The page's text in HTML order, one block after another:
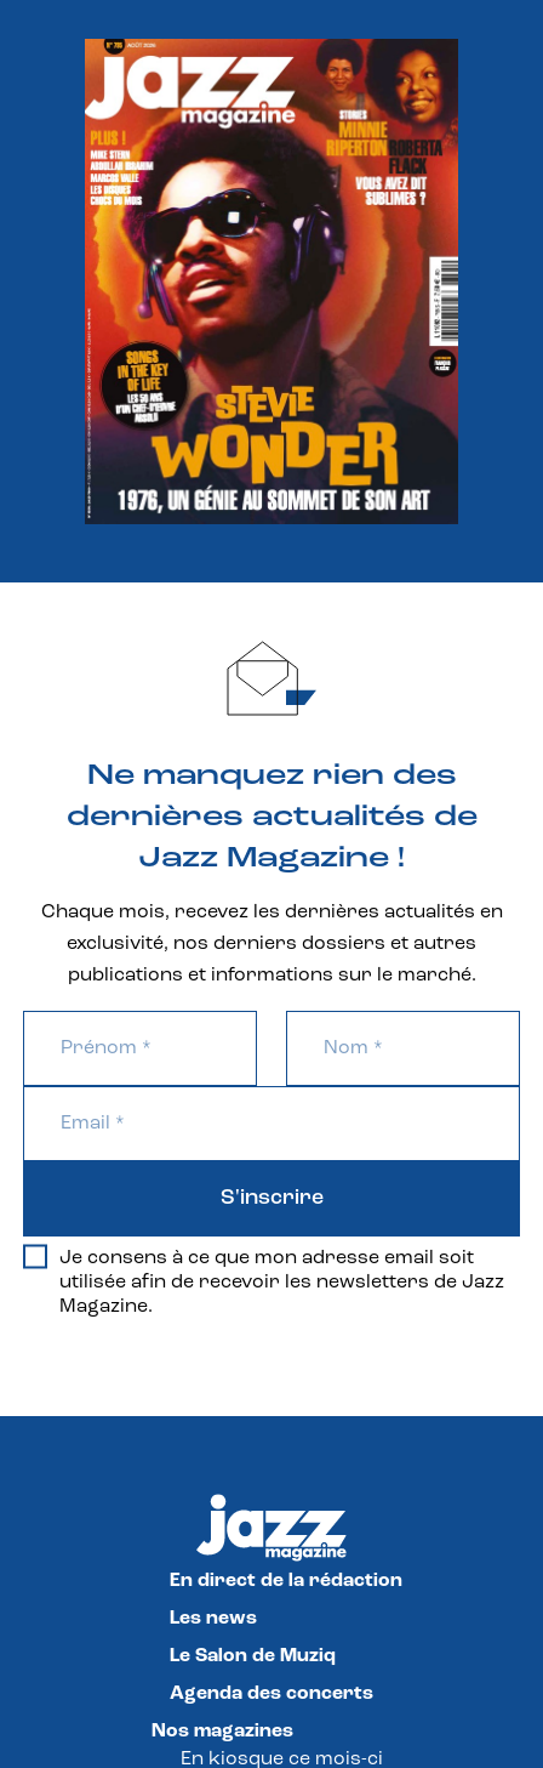
Ne manquez rien des
dernières actualités de
Jazz Magazine !
Chaque mois, recevez les dernières actualités en
exclusivité, nos derniers dossiers et autres
publications et informations sur le marché.
Je consens à ce que mon adresse email soit
utilisée afin de recevoir les newsletters de Jazz
Magazine.
S'inscrire
En direct de la rédaction
Les news
Le Salon de Muziq
Agenda des concerts
Nos magazines
En kiosque ce mois-ci